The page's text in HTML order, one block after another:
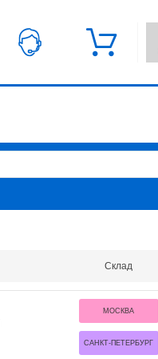
Склад
МОСКВА
САНКТ-ПЕТЕРБУРГ